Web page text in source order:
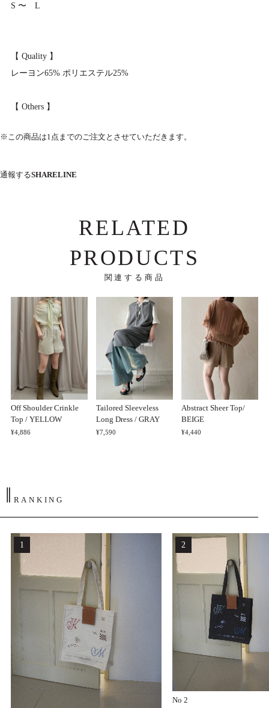
S 〜 L
【 Quality 】
レーヨン65% ポリエステル25%
【 Others 】
※この商品は1点までのご注文とさせていただきます。
通報するSHARELINE
RELATED
PRODUCTS
関連する商品
Off Shoulder Crinkle
Top / YELLOW
¥4,886
Tailored Sleeveless
Long Dress / GRAY
¥7,590
Abstract Sheer Top/
BEIGE
¥4,440
‖ RANKING
No 2